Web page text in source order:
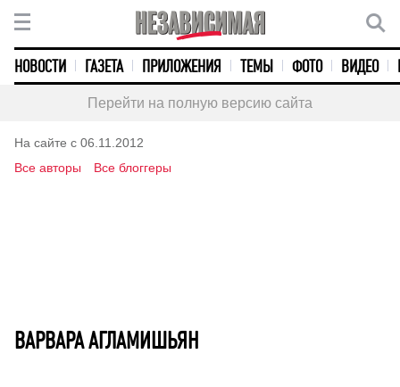
НОВОСТИ ГАЗЕТА ПРИЛОЖЕНИЯ ТЕМЫ ФОТО ВИДЕО
Перейти на полную версию сайта
На сайте с 06.11.2012
Все авторы
Все блоггеры
ВАРВАРА АГЛАМИШЬЯН